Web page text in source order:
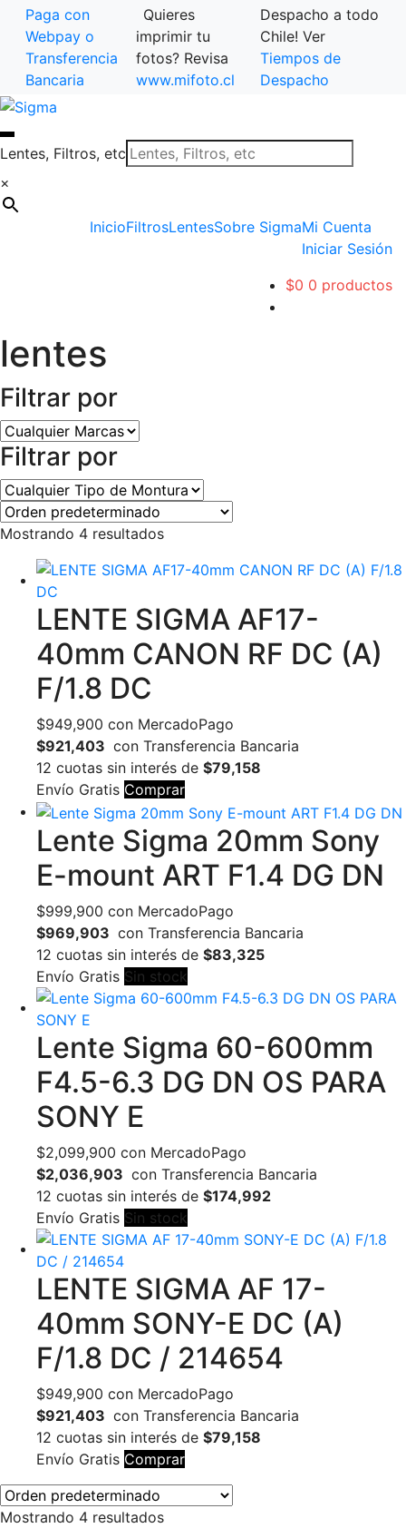
Paga con
Webpay o
Transferencia
Bancaria
Quieres
imprimir tu
fotos? Revisa
www.mifoto.cl
Despacho a todo
Chile! Ver
Tiempos de
Despacho
Ir
la
Saltar
contenido
Lentes, Filtros, etc
×
InicioFiltrosLentesSobre SigmaMi Cuenta
Iniciar Sesión
$0 0 productos
lentes
Filtrar por
Filtrar por
Mostrando 4 resultados
LENTE SIGMA AF17-
40mm CANON RF DC (A)
F/1.8 DC
$949,900 con MercadoPago
$921,403 con Transferencia Bancaria
12 cuotas sin interés de $79,158
Envío Gratis Comprar
Lente Sigma 20mm Sony
E-mount ART F1.4 DG DN
$999,900 con MercadoPago
$969,903 con Transferencia Bancaria
12 cuotas sin interés de $83,325
Envío Gratis Sin stock
Lente Sigma 60-600mm
F4.5-6.3 DG DN OS PARA
SONY E
$2,099,900 con MercadoPago
$2,036,903 con Transferencia Bancaria
12 cuotas sin interés de $174,992
Envío Gratis Sin stock
LENTE SIGMA AF 17-
40mm SONY-E DC (A)
F/1.8 DC / 214654
$949,900 con MercadoPago
$921,403 con Transferencia Bancaria
12 cuotas sin interés de $79,158
Envío Gratis Comprar
Mostrando 4 resultados